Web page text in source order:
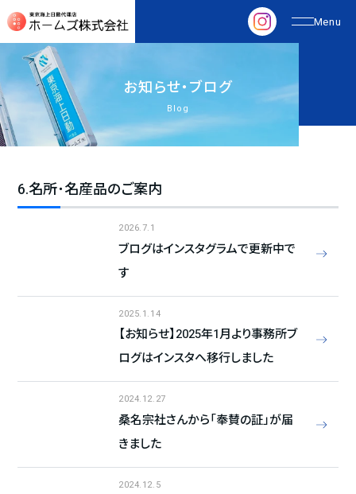
お知らせ・ブログ
Blog
6.名所･名産品のご案内
2026.7.1
ブログはインスタグラムで更新中で
す
2025.1.14
【お知らせ】2025年1月より事務所ブ
ログはインスタへ移行しました
2024.12.27
桑名宗社さんから「奉賛の証」が届
きました
2024.12.5